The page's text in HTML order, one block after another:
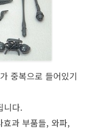
중복으로 들어있기
니다.
과 부품들, 와파,